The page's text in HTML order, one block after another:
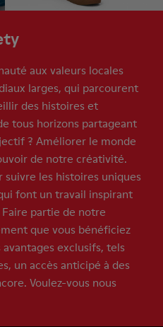
aux valeurs locales
larges, qui parcourent
des histoires et
tous horizons partageant
? Améliorer le monde
de notre créativité.
suivre les histoires uniques
font un travail inspirant
partie de notre
que vous bénéficiez
exclusifs, tels
un accès anticipé à des
Voulez-vous nous